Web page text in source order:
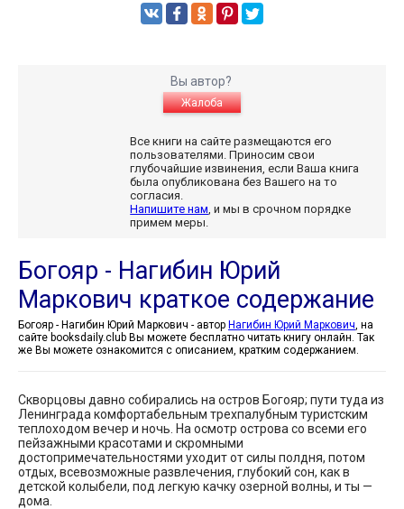
Вы автор?
Жалоба
Все книги на сайте размещаются его
пользователями. Приносим свои
глубочайшие извинения, если Ваша книга
была опубликована без Вашего на то
согласия.
Напишите нам, и мы в срочном порядке
примем меры.
Богояр - Нагибин Юрий
Маркович краткое содержание
Богояр - Нагибин Юрий Маркович - автор Нагибин Юрий Маркович, на
сайте booksdaily.club Вы можете бесплатно читать книгу онлайн. Так
же Вы можете ознакомится с описанием, кратким содержанием.
Скворцовы давно собирались на остров Богояр; пути туда из
Ленинграда комфортабельным трехпалубным туристским
теплоходом вечер и ночь. На осмотр острова со всеми его
пейзажными красотами и скромными
достопримечательностями уходит от силы полдня, потом
отдых, всевозможные развлечения, глубокий сон, как в
детской колыбели, под легкую качку озерной волны, и ты —
дома.